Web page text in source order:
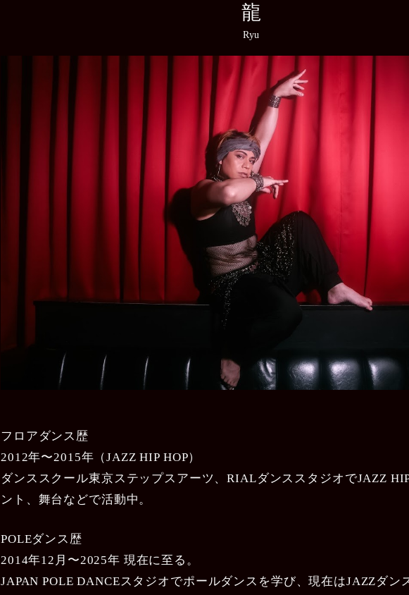
龍
Ryu
フロアダンス歴
2012年〜2015年（JAZZ HIP HOP）
ダンススクール東京ステップスアーツ、RIALダンススタジオでJAZZ
ント、舞台などで活動中。
POLEダンス歴
2014年12月〜2025年 現在に至る。
JAPAN POLE DANCEスタジオでポールダンスを学び、現在はJAZZダン